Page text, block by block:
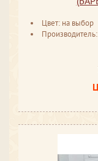
Цвет: на выбор